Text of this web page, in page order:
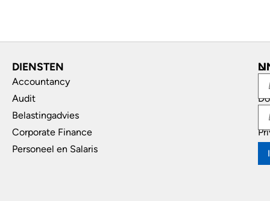
DIENSTEN
Accountancy
Audit
Belastingadvies
Corporate Finance
Personeel en Salaris